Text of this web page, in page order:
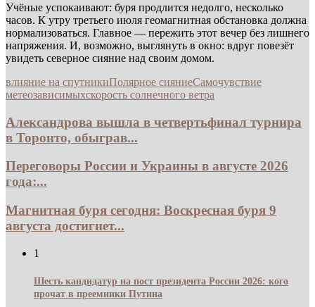
Учёные успокаивают: буря продлится недолго, несколько
часов. К утру третьего июля геомагнитная обстановка должна
нормализоваться. Главное — пережить этот вечер без лишнего
напряжения. И, возможно, выглянуть в окно: вдруг повезёт
увидеть северное сияние над своим домом.
влияние на спутникиПолярное сияниеСамочувствие
метеозависимыхскорость солнечного ветра
Александрова вышла в четвертьфинал турнира
в Торонто, обыграв...
Переговоры России и Украины в августе 2026
года:...
Магнитная буря сегодня: Воскресная буря 9
августа достигнет...
1
Шесть кандидатур на пост президента России 2026: кого
прочат в преемники Путина